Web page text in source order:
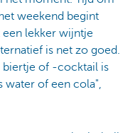
weekend begint
lekker wijntje
is net zo goed.
biertje of -cocktail is
water of een cola",